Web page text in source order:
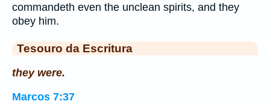
commandeth even the unclean spirits, and they
obey him.
Tesouro da Escritura
they were.
Marcos 7:37